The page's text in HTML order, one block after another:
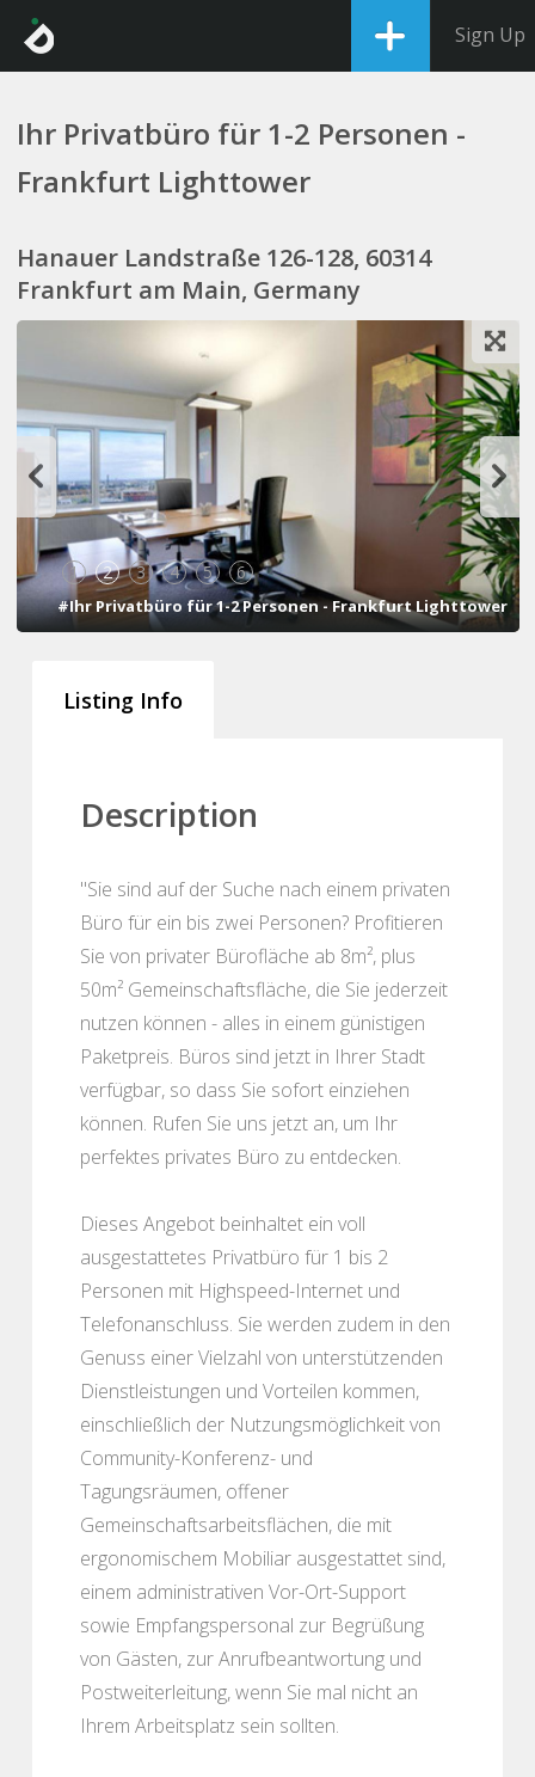
Sign Up
Ihr Privatbüro für 1-2 Personen -
Frankfurt Lighttower
Hanauer Landstraße 126-128, 60314
Frankfurt am Main, Germany
1 2 3 4 5 6
#Ihr Privatbüro für 1-2 Personen - Frankfurt Lighttower
Listing Info
Description
"Sie sind auf der Suche nach einem privaten
Büro für ein bis zwei Personen? Profitieren
Sie von privater Bürofläche ab 8m², plus
50m² Gemeinschaftsfläche, die Sie jederzeit
nutzen können - alles in einem günistigen
Paketpreis. Büros sind jetzt in Ihrer Stadt
verfügbar, so dass Sie sofort einziehen
können. Rufen Sie uns jetzt an, um Ihr
perfektes privates Büro zu entdecken.
Dieses Angebot beinhaltet ein voll
ausgestattetes Privatbüro für 1 bis 2
Personen mit Highspeed-Internet und
Telefonanschluss. Sie werden zudem in den
Genuss einer Vielzahl von unterstützenden
Dienstleistungen und Vorteilen kommen,
einschließlich der Nutzungsmöglichkeit von
Community-Konferenz- und
Tagungsräumen, offener
Gemeinschaftsarbeitsflächen, die mit
ergonomischem Mobiliar ausgestattet sind,
einem administrativen Vor-Ort-Support
sowie Empfangspersonal zur Begrüßung
von Gästen, zur Anrufbeantwortung und
Postweiterleitung, wenn Sie mal nicht an
Ihrem Arbeitsplatz sein sollten.